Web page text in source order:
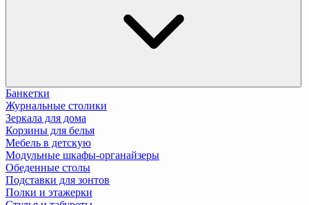
Банкетки
Журнальные столики
Зеркала для дома
Корзины для белья
Мебель в детскую
Модульные шкафы-органайзеры
Обеденные столы
Подставки для зонтов
Полки и этажерки